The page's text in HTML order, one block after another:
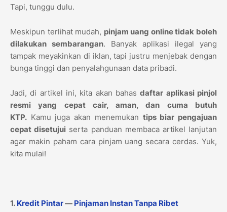
Tapi, tunggu dulu.
Meskipun terlihat mudah, pinjam uang online tidak boleh
dilakukan sembarangan. Banyak aplikasi ilegal yang
tampak meyakinkan di iklan, tapi justru menjebak dengan
bunga tinggi dan penyalahgunaan data pribadi.
Jadi, di artikel ini, kita akan bahasdaftar aplikasi pinjol
resmi yang cepat cair, aman, dan cuma butuh
KTP. Kamu juga akan menemukan tips biar pengajuan
cepat disetujui serta panduan membaca artikel lanjutan
agar makin paham cara pinjam uang secara cerdas. Yuk,
kita mulai!
1. Kredit Pintar— Pinjaman Instan Tanpa Ribet